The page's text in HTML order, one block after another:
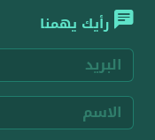
رأيك يهمنا